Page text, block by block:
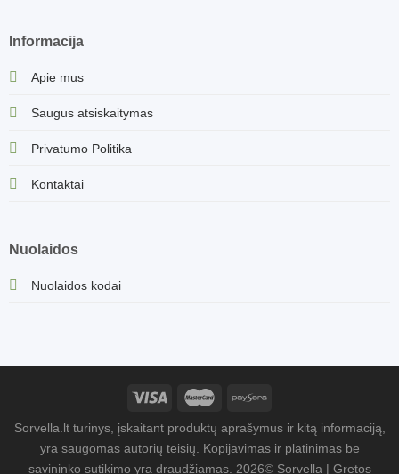
Informacija
Apie mus
Saugus atsiskaitymas
Privatumo Politika
Kontaktai
Nuolaidos
Nuolaidos kodai
Sorvella.lt turinys, įskaitant produktų aprašymus ir kitą informaciją,
yra saugomas autorių teisių. Kopijavimas ir platinimas be
savininko sutikimo yra draudžiamas. 2026© Sorvella | Gretos